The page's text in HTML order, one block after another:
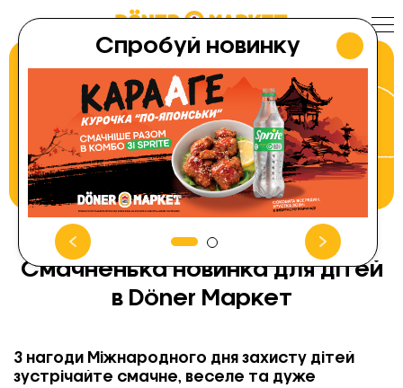
content
Смачненька новинка для дітей
в Döner Маркет
З нагоди Міжнародного дня захисту дітей
зустрічайте смачне, веселе та дуже
Спробуй новинку